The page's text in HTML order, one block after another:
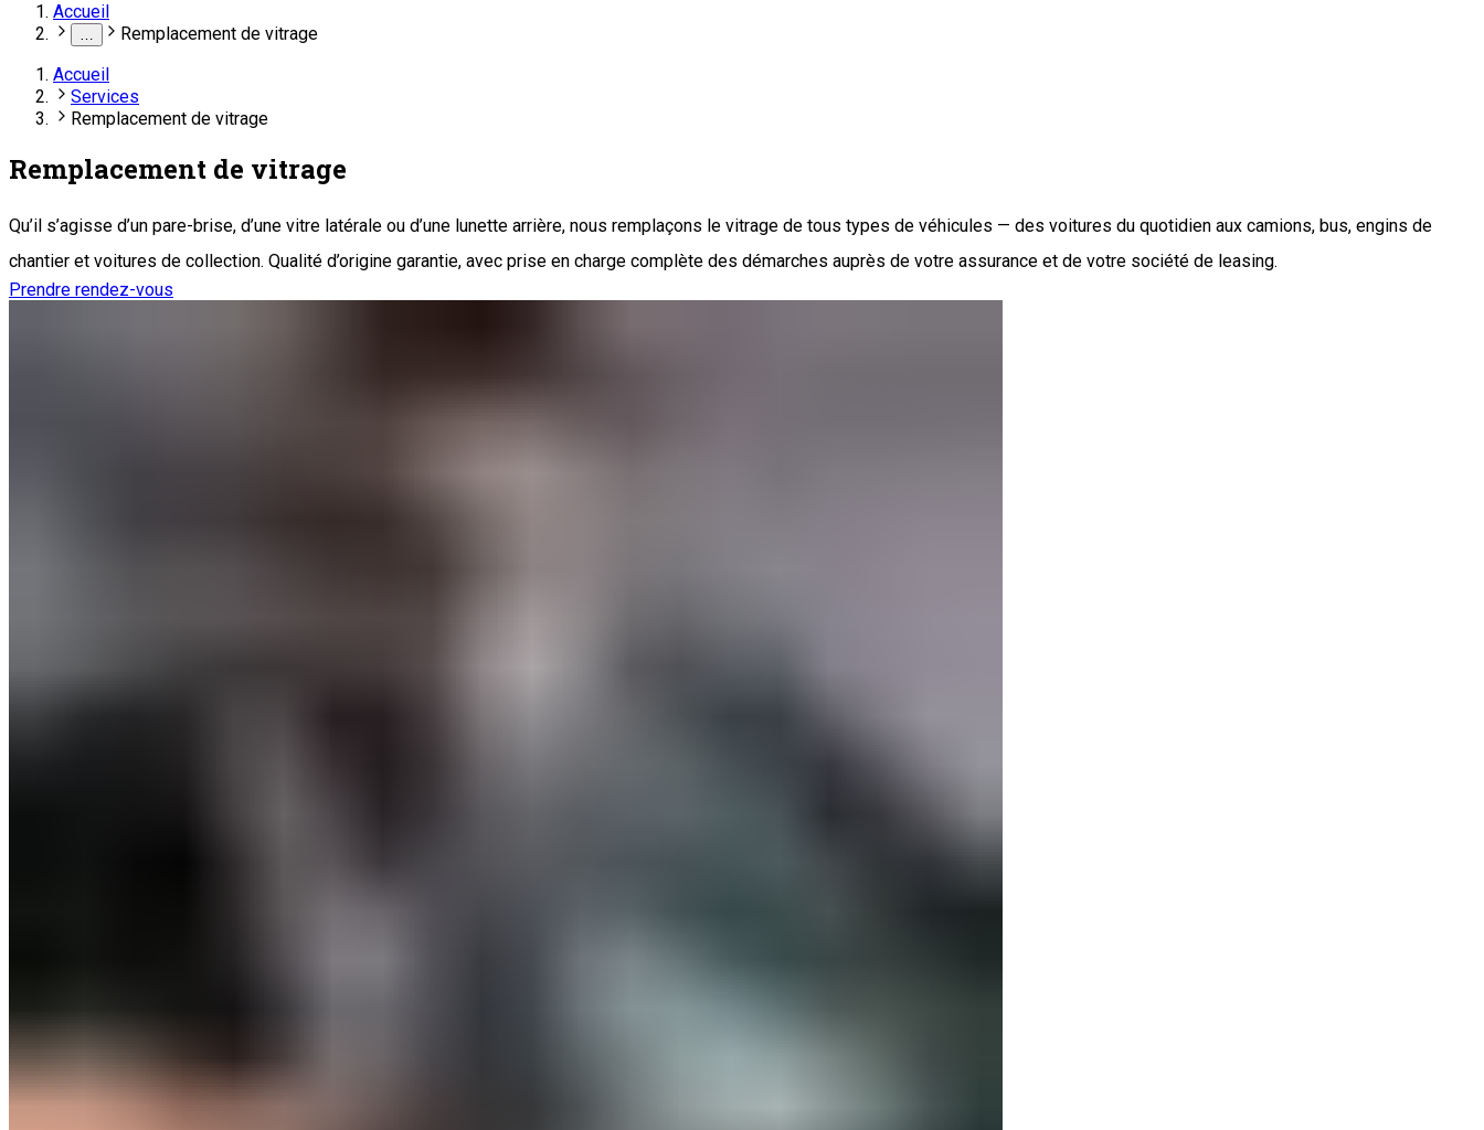
Accueil
…
Remplacement de vitrage
Accueil
Services
Remplacement de vitrage
Remplacement de vitrage
Qu’il s’agisse d’un pare-brise, d’une vitre latérale ou d’une lunette arrière, nous remplaçons le vitrage de tous types de véhicules — des voitures du quotidien aux camions, bus, engins de
chantier et voitures de collection. Qualité d’origine garantie, avec prise en charge complète des démarches auprès de votre assurance et de votre société de leasing.
Prendre rendez-vous